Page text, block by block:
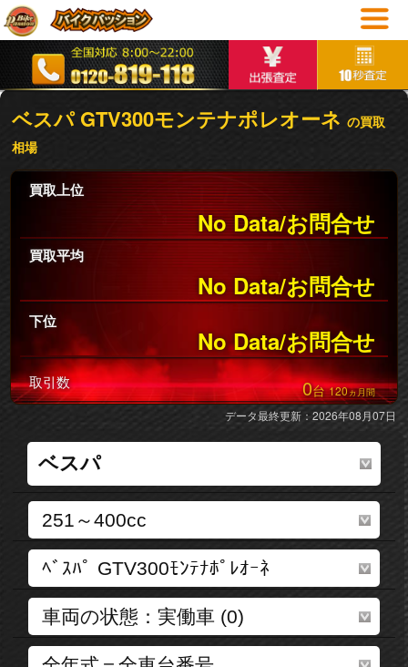
ベスパ GTV300モンテナポレオーネ の買取
相場
買取上位
No Data/お問合せ
買取平均
No Data/お問合せ
下位
No Data/お問合せ
取引数 0台120ヵ月間
データ最終更新：2026年08月07日